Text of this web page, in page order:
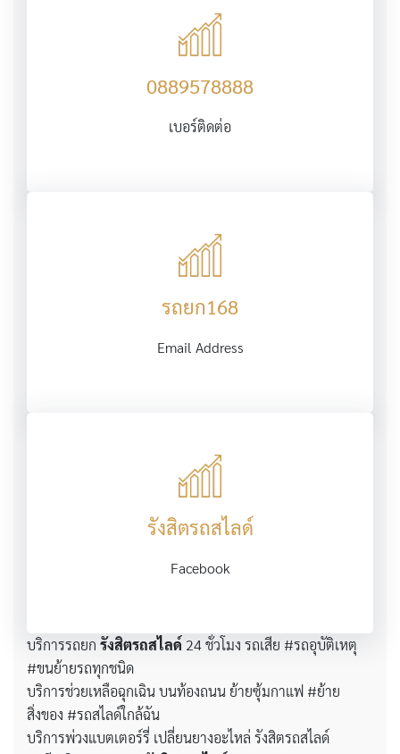
0889578888
เบอร์ติดต่อ
รถยก168
Email Address
รังสิตรถสไลด์
Facebook
บริการรถยก รังสิตรถสไลด์ 24 ชั่วโมง รถเสีย #รถอุบัติเหตุ
#ขนย้ายรถทุกชนิด
บริการช่วยเหลือฉุกเฉิน บนท้องถนน ย้ายซุ้มกาแฟ #ย้าย
สิ่งของ #รถสไลด์ใกล้ฉัน
บริการพ่วงแบตเตอร์รี่ เปลี่ยนยางอะไหล่ รังสิตรถสไลด์